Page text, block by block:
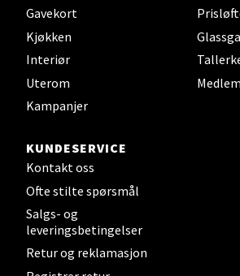
Gavekort
Kjøkken
Interiør
Uterom
Kampanjer
KUNDESERVICE
Kontakt oss
Ofte stilte spørsmål
Salgs- og
leveringsbetingelser
Retur og reklamasjon
Leirvik - Stord
Åpent i dag 10-15
0 i butikk